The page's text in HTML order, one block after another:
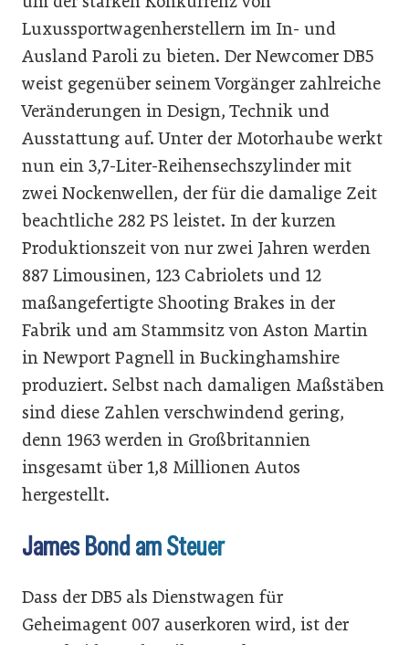
Luxussportwagenherstellern im In- und
Ausland Paroli zu bieten. Der Newcomer DB5
weist gegenüber seinem Vorgänger zahlreiche
Veränderungen in Design, Technik und
Ausstattung auf. Unter der Motorhaube werkt
nun ein 3,7-Liter-Reihensechszylinder mit
zwei Nockenwellen, der für die damalige Zeit
beachtliche 282 PS leistet. In der kurzen
Produktionszeit von nur zwei Jahren werden
887 Limousinen, 123 Cabriolets und 12
maßangefertigte Shooting Brakes in der
Fabrik und am Stammsitz von Aston Martin
in Newport Pagnell in Buckinghamshire
produziert. Selbst nach damaligen Maßstäben
sind diese Zahlen verschwindend gering,
denn 1963 werden in Großbritannien
insgesamt über 1,8 Millionen Autos
hergestellt.
James Bond am Steuer
Dass der DB5 als Dienstwagen für
Geheimagent 007 auserkoren wird, ist der